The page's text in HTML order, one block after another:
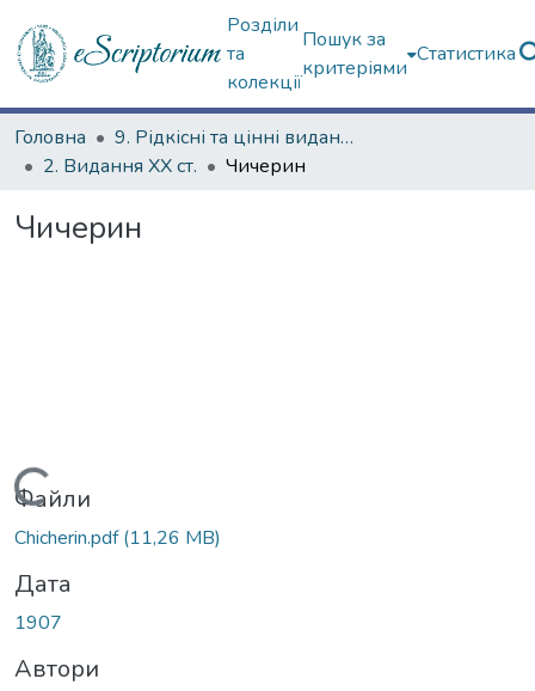
Розділи
та
колекції
Пошук за
критеріями
Статистика
Головна
9. Рідкісні та цінні видання
2. Видання ХХ ст.
Чичерин
Чичерин
Вантажиться...
Файли
Chicherin.pdf(11,26 MB)
Дата
1907
Автори